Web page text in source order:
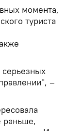
момента,
туриста
серьезных
–
раньше,